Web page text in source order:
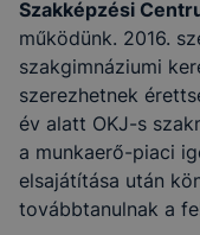
Szakképzési
működünk. 2016.
szakgimnáziumi
szerezhetnek
év alatt OKJ-s
a munkaerő-piaci
elsajátítása után
továbbtanulnak a